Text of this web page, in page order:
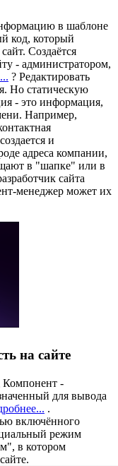
в шаблоне
код, который
Создаётся
- администратором,
? Редактировать
Но статическую
- это информация,
Например,
и
адреса компании,
в "шапке" или в
сайта
менеджер может их
на сайте
Компонент -
для вывода
.
включённого
режим
в котором